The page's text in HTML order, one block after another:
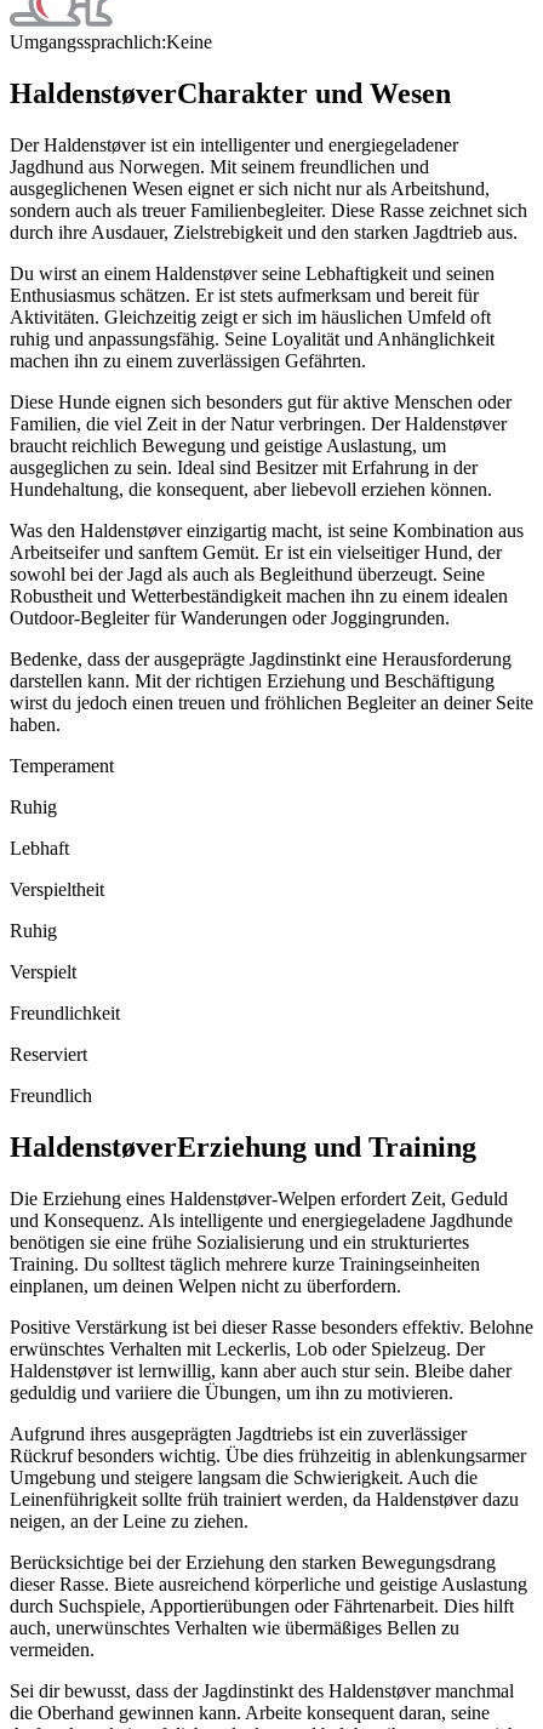
Umgangssprachlich:Keine
HaldenstøverCharakter und Wesen
Der Haldenstøver ist ein intelligenter und energiegeladener
Jagdhund aus Norwegen. Mit seinem freundlichen und
ausgeglichenen Wesen eignet er sich nicht nur als Arbeitshund,
sondern auch als treuer Familienbegleiter. Diese Rasse zeichnet sich
durch ihre Ausdauer, Zielstrebigkeit und den starken Jagdtrieb aus.
Du wirst an einem Haldenstøver seine Lebhaftigkeit und seinen
Enthusiasmus schätzen. Er ist stets aufmerksam und bereit für
Aktivitäten. Gleichzeitig zeigt er sich im häuslichen Umfeld oft
ruhig und anpassungsfähig. Seine Loyalität und Anhänglichkeit
machen ihn zu einem zuverlässigen Gefährten.
Diese Hunde eignen sich besonders gut für aktive Menschen oder
Familien, die viel Zeit in der Natur verbringen. Der Haldenstøver
braucht reichlich Bewegung und geistige Auslastung, um
ausgeglichen zu sein. Ideal sind Besitzer mit Erfahrung in der
Hundehaltung, die konsequent, aber liebevoll erziehen können.
Was den Haldenstøver einzigartig macht, ist seine Kombination aus
Arbeitseifer und sanftem Gemüt. Er ist ein vielseitiger Hund, der
sowohl bei der Jagd als auch als Begleithund überzeugt. Seine
Robustheit und Wetterbeständigkeit machen ihn zu einem idealen
Outdoor-Begleiter für Wanderungen oder Joggingrunden.
Bedenke, dass der ausgeprägte Jagdinstinkt eine Herausforderung
darstellen kann. Mit der richtigen Erziehung und Beschäftigung
wirst du jedoch einen treuen und fröhlichen Begleiter an deiner Seite
haben.
Temperament
Ruhig
Lebhaft
Verspieltheit
Ruhig
Verspielt
Freundlichkeit
Reserviert
Freundlich
HaldenstøverErziehung und Training
Die Erziehung eines Haldenstøver-Welpen erfordert Zeit, Geduld
und Konsequenz. Als intelligente und energiegeladene Jagdhunde
benötigen sie eine frühe Sozialisierung und ein strukturiertes
Training. Du solltest täglich mehrere kurze Trainingseinheiten
einplanen, um deinen Welpen nicht zu überfordern.
Positive Verstärkung ist bei dieser Rasse besonders effektiv. Belohne
erwünschtes Verhalten mit Leckerlis, Lob oder Spielzeug. Der
Haldenstøver ist lernwillig, kann aber auch stur sein. Bleibe daher
geduldig und variiere die Übungen, um ihn zu motivieren.
Aufgrund ihres ausgeprägten Jagdtriebs ist ein zuverlässiger
Rückruf besonders wichtig. Übe dies frühzeitig in ablenkungsarmer
Umgebung und steigere langsam die Schwierigkeit. Auch die
Leinenführigkeit sollte früh trainiert werden, da Haldenstøver dazu
neigen, an der Leine zu ziehen.
Berücksichtige bei der Erziehung den starken Bewegungsdrang
dieser Rasse. Biete ausreichend körperliche und geistige Auslastung
durch Suchspiele, Apportierübungen oder Fährtenarbeit. Dies hilft
auch, unerwünschtes Verhalten wie übermäßiges Bellen zu
vermeiden.
Sei dir bewusst, dass der Jagdinstinkt des Haldenstøver manchmal
die Oberhand gewinnen kann. Arbeite konsequent daran, seine